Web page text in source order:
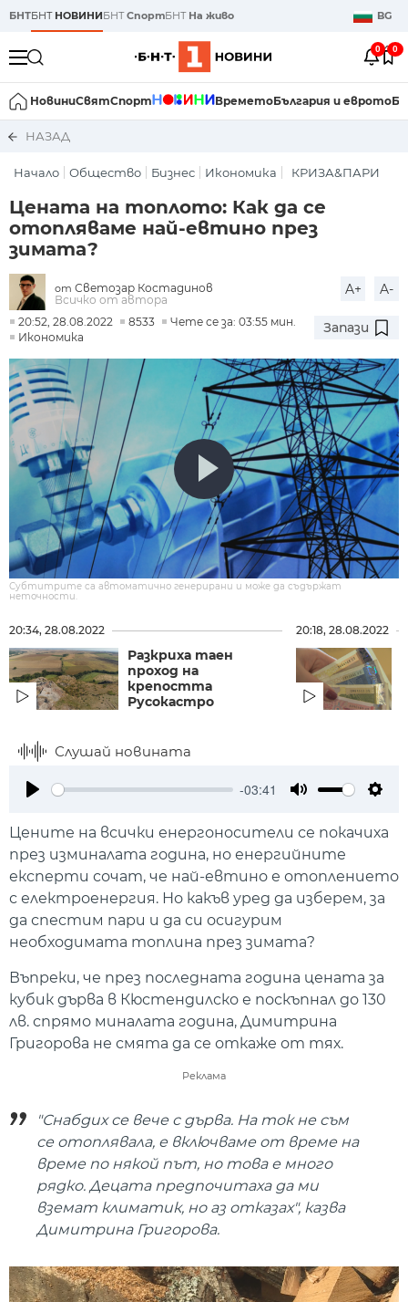
БНТБНТ НОВИНИБНТСпортБНТ На живо BG
0 0
НовиниСвятСпорт ВреметоБългария и еврото
НАЗАД
Начало Общество Бизнес Икономика КРИЗА&ПАРИ
Цената на топлото: Как да се
отопляваме най-евтино през
зимата?
от Светозар Костадинов
Всичко от автора
A+ A-
20:52, 28.08.2022 8533
Чете се за: 03:55 мин.
Икономика
Запази
Субтитрите са автоматично генерирани и може да съдържат
неточности.
20:34, 28.08.2022
Разкриха таен
проход на
крепостта
Русокастро
20:18, 28.08.2022
Слушай новината
-03:41
Цените на всички енергоносители се покачиха
през изминалата година, но енергийните
експерти сочат, че най-евтино е отоплението
с електроенергия. Но какъв уред да изберем, за
да спестим пари и да си осигурим
необходимата топлина през зимата?
Въпреки, че през последната година цената за
кубик дърва в Кюстендилско е поскъпнал до 130
лв. спрямо миналата година, Димитрина
Григорова не смята да се откаже от тях.
Реклама
"Снабдих се вече с дърва. На ток не съм
се отоплявала, е включваме от време на
време по някой път, но това е много
рядко. Децата предпочитаха да ми
вземат климатик, но аз отказах", казва
Димитрина Григорова.